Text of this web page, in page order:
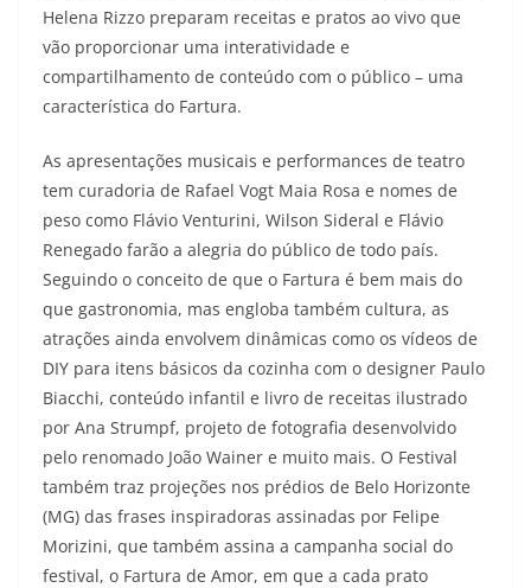
Helena Rizzo preparam receitas e pratos ao vivo que
vão proporcionar uma interatividade e
compartilhamento de conteúdo com o público – uma
característica do Fartura.
As apresentações musicais e performances de teatro
tem curadoria de Rafael Vogt Maia Rosa e nomes de
peso como Flávio Venturini, Wilson Sideral e Flávio
Renegado farão a alegria do público de todo país.
Seguindo o conceito de que o Fartura é bem mais do
que gastronomia, mas engloba também cultura, as
atrações ainda envolvem dinâmicas como os vídeos de
DIY para itens básicos da cozinha com o designer Paulo
Biacchi, conteúdo infantil e livro de receitas ilustrado
por Ana Strumpf, projeto de fotografia desenvolvido
pelo renomado João Wainer e muito mais. O Festival
também traz projeções nos prédios de Belo Horizonte
(MG) das frases inspiradoras assinadas por Felipe
Morizini, que também assina a campanha social do
festival, o Fartura de Amor, em que a cada prato